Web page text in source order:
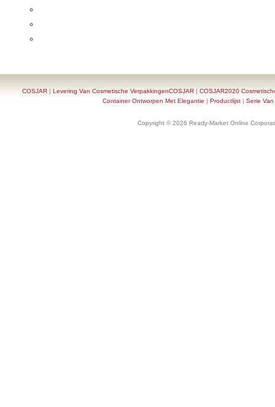
COSJAR | Levering Van Cosmetische VerpakkingenCOSJAR | COSJAR2020
Container Ontworpen Met Elegantie | Productlijst | Serie
Copyright © 2026 Ready-Market Online